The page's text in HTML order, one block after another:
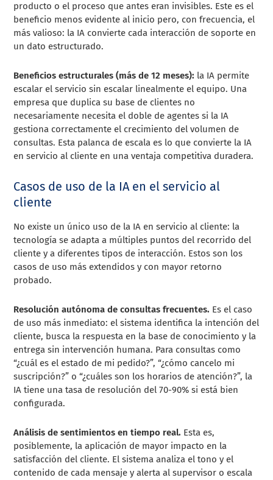
producto o el proceso que antes eran invisibles. Este es el
beneficio menos evidente al inicio pero, con frecuencia, el
más valioso: la IA convierte cada interacción de soporte en
un dato estructurado.
Beneficios estructurales (más de 12 meses): la IA permite
escalar el servicio sin escalar linealmente el equipo. Una
empresa que duplica su base de clientes no
necesariamente necesita el doble de agentes si la IA
gestiona correctamente el crecimiento del volumen de
consultas. Esta palanca de escala es lo que convierte la IA
en servicio al cliente en una ventaja competitiva duradera.
Casos de uso de la IA en el servicio al
cliente
No existe un único uso de la IA en servicio al cliente: la
tecnología se adapta a múltiples puntos del recorrido del
cliente y a diferentes tipos de interacción. Estos son los
casos de uso más extendidos y con mayor retorno
probado.
Resolución autónoma de consultas frecuentes. Es el caso
de uso más inmediato: el sistema identifica la intención del
cliente, busca la respuesta en la base de conocimiento y la
entrega sin intervención humana. Para consultas como
“¿cuál es el estado de mi pedido?”, “¿cómo cancelo mi
suscripción?” o “¿cuáles son los horarios de atención?”, la
IA tiene una tasa de resolución del 70-90% si está bien
configurada.
Análisis de sentimientos en tiempo real. Esta es,
posiblemente, la aplicación de mayor impacto en la
satisfacción del cliente. El sistema analiza el tono y el
contenido de cada mensaje y alerta al supervisor o escala